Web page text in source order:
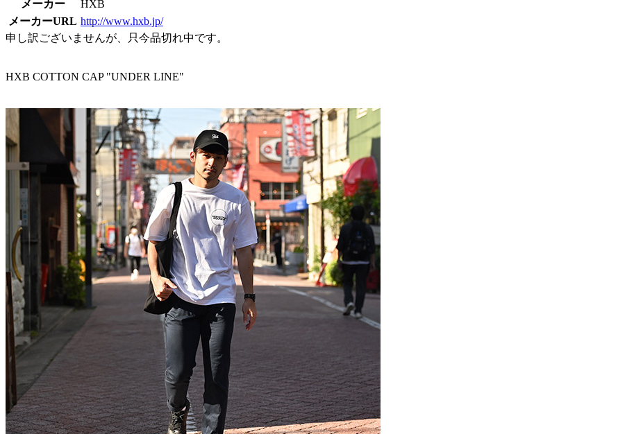
メーカー
HXB
メーカーURL http://www.hxb.jp/
申し訳ございませんが、只今品切れ中です。
HXB COTTON CAP "UNDER LINE"